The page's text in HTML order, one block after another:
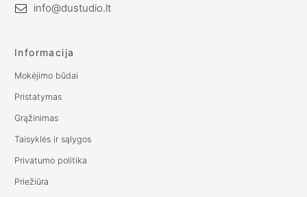
info@dustudio.lt
Informacija
Mokėjimo būdai
Pristatymas
Grąžinimas
Taisyklės ir sąlygos
Privatumo politika
Priežiūra